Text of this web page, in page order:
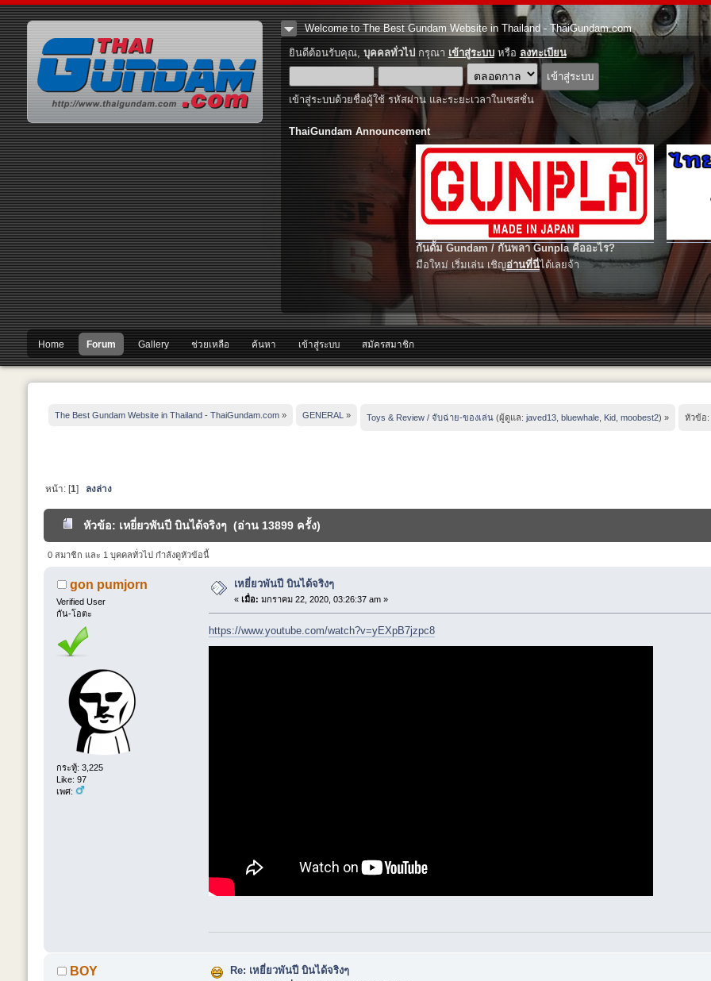
Welcome to The Best Gundam Website in Thailand - ThaiGundam.com
ยินดีต้อนรับคุณ, บุคคลทั่วไปกรุณา เข้าสู่ระบบหรือ ลงทะเบียน
เข้าสู่ระบบด้วยชื่อผู้ใช้ รหัสผ่าน และระยะเวลาในเซสชั่น
ThaiGundam Announcement
กันดั้ม Gundam / กันพลา Gunpla คืออะไร?
มือใหม่ เริ่มเล่น เชิญอ่านที่นี่ได้เลยจ้า
Home Forum Gallery ช่วยเหลือ ค้นหา เข้าสู่ระบบ สมัครสมาชิก
The Best Gundam Website in Thailand - ThaiGundam.com » GENERAL » Toys & Review / จับฉ่าย-ของเล่น (ผู้ดูแล:javed13 ,bluewhale Kid ,moobest2) » หัวข้อ:
หน้า: [1] ลงล่าง
หัวข้อ: เหยี่ยวพันปี บินได้จริงๆ (อ่าน 13899 ครั้ง)
0 สมาชิก และ 1 บุคคลทั่วไป กำลังดูหัวข้อนี้
gon pumjorn
Verified User
กัน-โอตะ
กระทู้: 3,225
Like: 97
เพศ:
เหยี่ยวพันปี บินได้จริงๆ
«เมื่อ: มกราคม 22, 2020, 03:26:37 am »
https://www.youtube.com/watch?v=yEXpB7jzpc8
BOY Re: เหยี่ยวพันปี บินได้จริงๆ